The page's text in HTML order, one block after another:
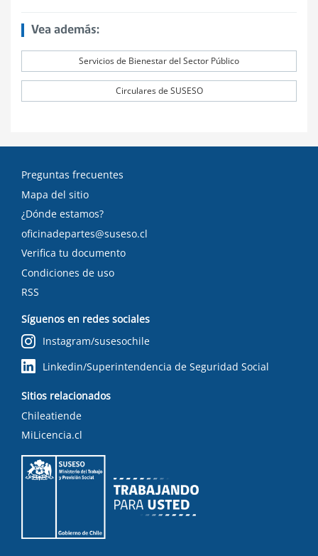
Vea además:
Servicios de Bienestar del Sector Público
Circulares de SUSESO
Preguntas frecuentes
Mapa del sitio
¿Dónde estamos?
oficinadepartes@suseso.cl
Verifica tu documento
Condiciones de uso
RSS
Síguenos en redes sociales
Instagram/susesochile
Linkedin/Superintendencia de Seguridad Social
Sitios relacionados
Chileatiende
MiLicencia.cl